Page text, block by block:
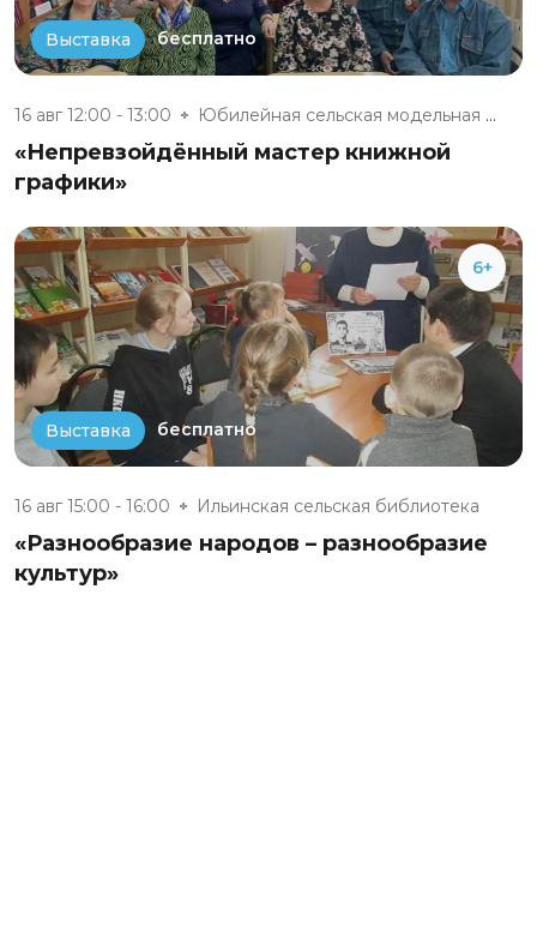
Выставка бесплатно
16 авг 12:00 - 13:00 Юбилейная сельская модельная б...
«Непревзойдённый мастер книжной
графики»
6+
Выставка бесплатно
16 авг 15:00 - 16:00 Ильинская сельская библиотека
«Разнообразие народов – разнообразие
культур»